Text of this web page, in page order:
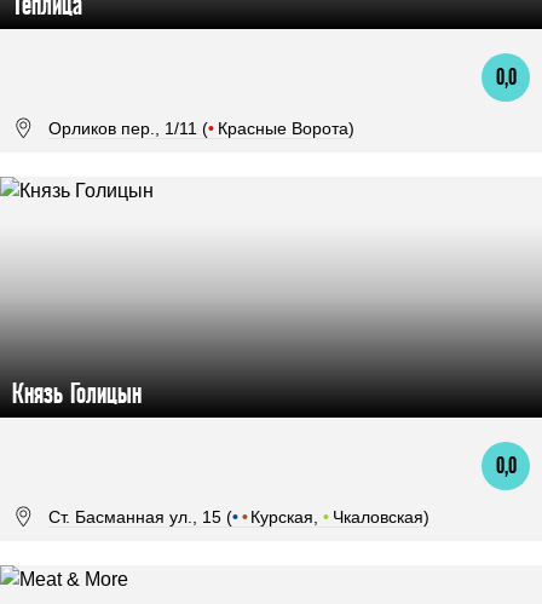
0,0
Орликов пер., 1/11 (• Красные Ворота)
Князь Голицын
0,0
Ст. Басманная ул., 15 (•• Курская, • Чкаловская)